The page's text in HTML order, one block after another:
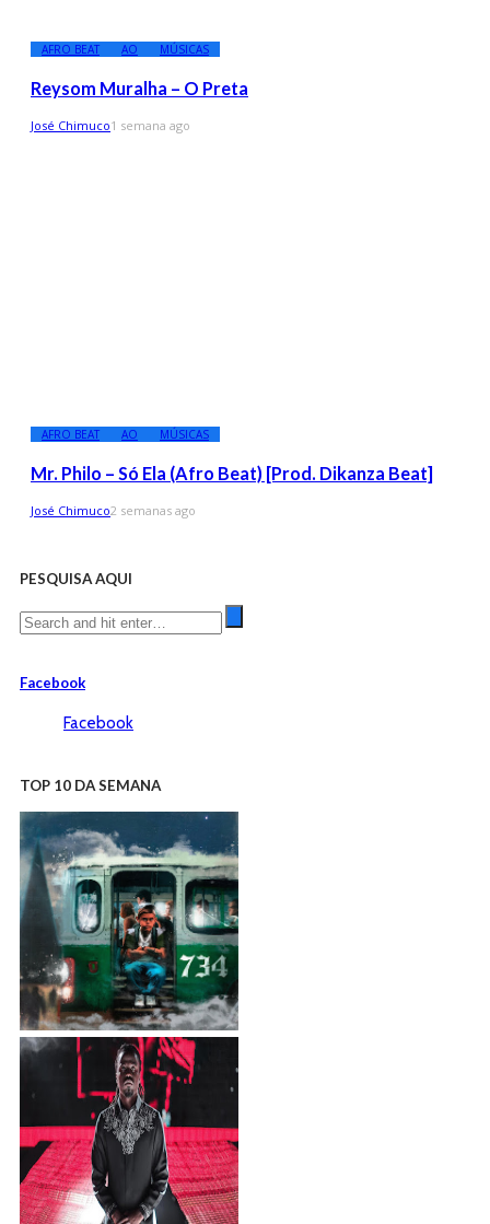
AFRO BEAT AO MÚSICAS
Reysom Muralha – O Preta
José Chimuco1 semana ago
AFRO BEAT AO MÚSICAS
Mr. Philo – Só Ela (Afro Beat) [Prod. Dikanza Beat]
José Chimuco2 semanas ago
PESQUISA AQUI
Facebook
Facebook
TOP 10 DA SEMANA